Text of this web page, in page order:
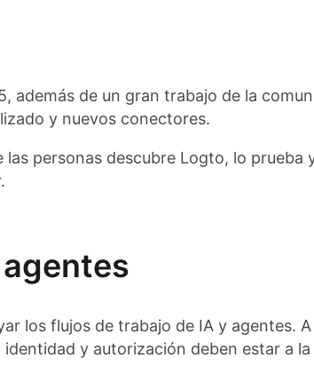
además de un gran trabajo de la
y nuevos conectores.
personas descubre Logto, lo prueba
los flujos de trabajo de IA y agentes. A
y autorización deben estar a la